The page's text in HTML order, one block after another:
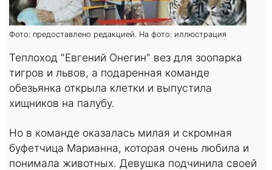
Фото: предоставлено редакцией. На фото: иллюстрация
Теплоход "Евгений Онегин" вез для зоопарка
тигров и львов, а подаренная команде
обезьянка открыла клетки и выпустила
хищников на палубу.
Но в команде оказалась милая и скромная
буфетчица Марианна, которая очень любила и
понимала животных. Девушка подчинила своей